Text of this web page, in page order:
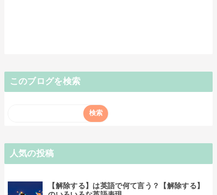
このブログを検索
人気の投稿
【解除する】は英語で何て言う？【解除する】